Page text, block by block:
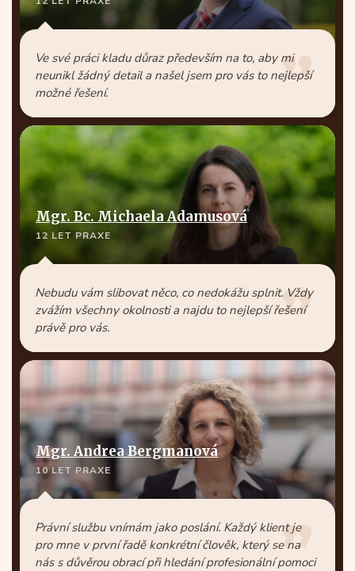
Ve své práci kladu důraz především na to, aby mi
neunikl žádný detail a našel jsem pro vás to nejlepší
možné řešení.
Mgr. Bc. Michaela Adamusová
12 LET PRAXE
Nebudu vám slibovat něco, co nedokážu splnit. Vždy
zvážím všechny okolnosti a najdu to nejlepší řešení
právě pro vás.
Mgr. Andrea Bergmanová
10 LET PRAXE
Právní službu vnímám jako poslání. Každý klient je
pro mne v první řadě konkrétní člověk, který se na
nás s důvěrou obrací při hledání profesionální pomoci